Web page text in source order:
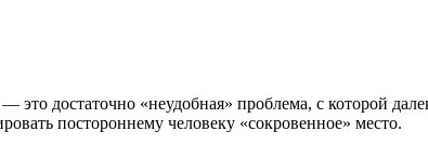
достаточно «неудобная» проблема, с которой
постороннему человеку «сокровенное» место.